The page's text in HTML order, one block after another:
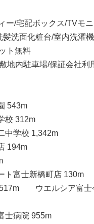
ー/宅配ボックス/TVモ
髪洗面化粧台/室内洗濯
ト無料
地内駐車場/保証会社利
543m
校 312m
中学校 1,342m
194m
ト富士新橋町店 130m
517m ウエルシア富士
士病院 955m